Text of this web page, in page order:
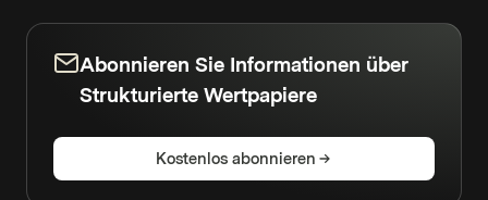
Abonnieren Sie Informationen über
Strukturierte Wertpapiere
Kostenlos abonnieren